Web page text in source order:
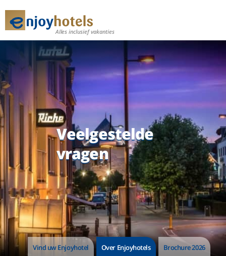
Alles inclusief vakanties
Veelgestelde
vragen
Vind uw Enjoyhotel Over Enjoyhotels Brochure 2026